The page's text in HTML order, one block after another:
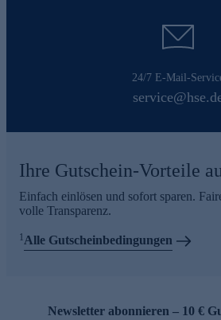
24/7 E-Mail-
Ihre Gutschein-Vorteile
Einfach einlösen und sofort sparen.
volle Transparenz.
1Alle Gutscheinbedingungen
Newsletter abonnieren – 10 €